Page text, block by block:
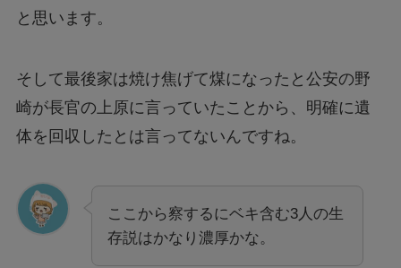
と思います。
そして最後家は焼け焦げて煤になったと公安の野
崎が長官の上原に言っていたことから、明確に遺
体を回収したとは言ってないんですね。
ここから察するにベキ含む3人の生
存説はかなり濃厚かな。